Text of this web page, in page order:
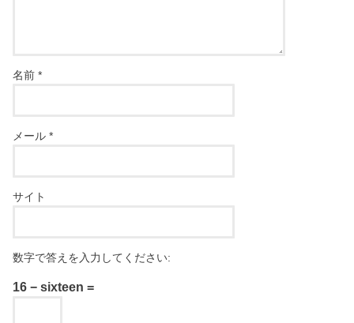
名前*
メール*
サイト
数字で答えを入力してください:
16 − sixteen =